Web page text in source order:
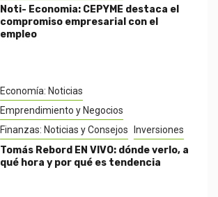
Noti- Economia: CEPYME destaca el
compromiso empresarial con el
empleo
Economía: Noticias
Emprendimiento y Negocios
Finanzas: Noticias y Consejos
Inversiones
Tomás Rebord EN VIVO: dónde verlo, a
qué hora y por qué es tendencia